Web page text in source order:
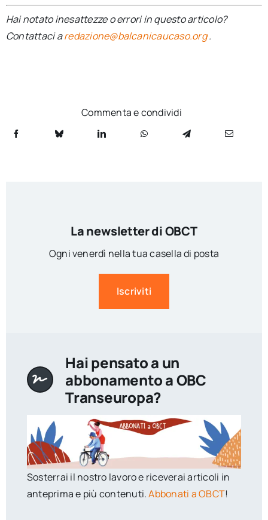
Hai notato inesattezze o errori in questo articolo?
Contattaci aredazione@balcanicaucaso.org.
Commenta e condividi
La newsletter di OBCT
Ogni venerdì nella tua casella di posta
Iscriviti
Hai pensato a un
abbonamento a OBC
Transeuropa?
Sosterrai il nostro lavoro e riceverai articoli in
anteprima e più contenuti.Abbonati a OBCT!